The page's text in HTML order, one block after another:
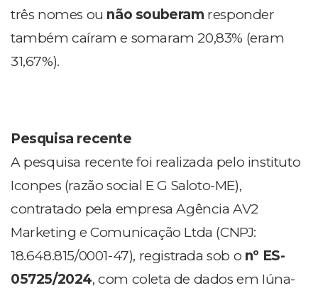
três nomes ou não souberam responder
também caíram e somaram 20,83% (eram
31,67%).
Pesquisa recente
A pesquisa recente foi realizada pelo instituto
Iconpes (razão social E G Saloto-ME),
contratado pela empresa Agência AV2
Marketing e Comunicação Ltda (CNPJ:
18.648.815/0001-47), registrada sob o nº ES-
05725/2024, com coleta de dados em Iúna-